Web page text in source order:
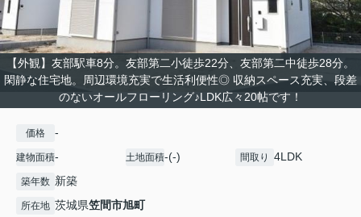
【外観】友部駅車8分。友部第二小徒歩22分、友部第二中徒歩28分。
閑静な住宅地。周辺環境充実で生活利便性◎ 収納スペース充実、段差
のないオールフローリング♪LDK広々20帖です！
価格 -
建物面積- 土地面積-(-) 間取り 4LDK
築年数 新築
所在地 茨城県笠間市旭町